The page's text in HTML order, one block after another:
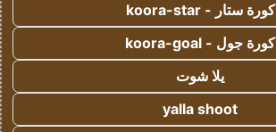
كورة ستار - koora-star
كورة جول - koora-goal
يلا شوت
yalla shoot